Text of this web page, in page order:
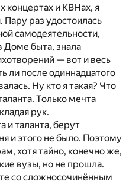
концертах и КВНах, я
Пару раз удостоилась
самодеятельности,
Доме быта, знала
— вот и весь
ли после одиннадцатого
Ну кто я такая? Что
Только мечта
рук.
и таланта, берут
и этого не было. Поэтому
хотя тайно, конечно же,
вузы, но не прошла.
со сложносочинённым